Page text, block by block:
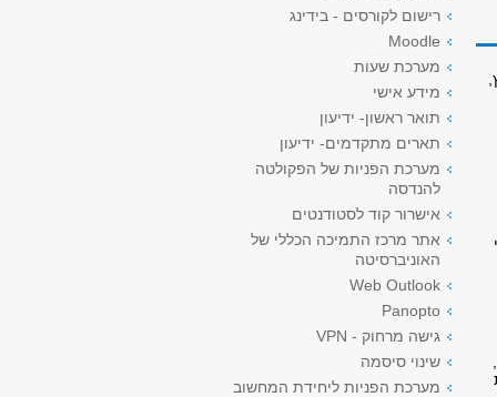
רישום לקורסים - בידינג
Moodle
מערכת שעות
מידע אישי
תואר ראשון- ידיעון
תארים מתקדמים- ידיעון
מערכת הפניות של הפקולטה
להנדסה
אישרור קוד לסטודנטים
אתר מרכז התמיכה הכללי של
האוניברסיטה
Web Outlook
Panopto
גישה מרחוק - VPN
שינוי סיסמה
מערכת הפניות ליחידת המחשוב